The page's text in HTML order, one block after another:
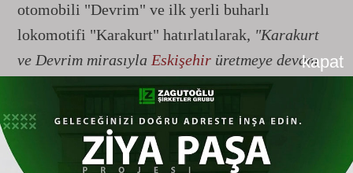
kapat
otomobili "Devrim" ve ilk yerli buharlı
lokomotifi "Karakurt" hatırlatılarak, "Karakurt
ve Devrim mirasıyla Eskişehir üretmeye devam
vurgusu yapıldı.
"Eskişehir-5000 ile Raylarda Yeni Bir
Dönem Başlıyor"